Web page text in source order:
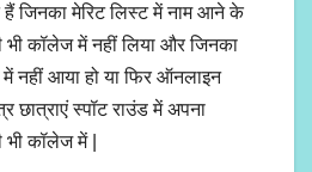
जिनका मेरिट लिस्ट में नाम आने के
भी कॉलेज में नहीं लिया और जिनका
में नहीं आया हो या फिर ऑनलाइन
छात्राएं स्पॉट राउंड में अपना
कॉलेज में |